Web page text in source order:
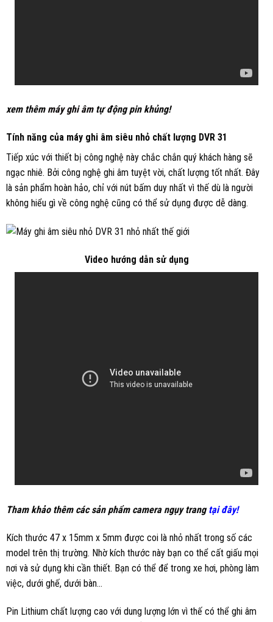
xem thêmmáy ghi âmtự động pin khủng!
Tính năng của máy ghi âm siêu nhỏ chất lượng DVR 31
Tiếp xúc với thiết bị công nghệ này chắc chắn quý khách hàng sẽ
ngạc nhiê. Bởi công nghệ ghi âm tuyệt vời, chất lượng tốt nhất. Đây
là sản phẩm hoàn hảo, chỉ với nút bấm duy nhất vì thế dù là người
không hiểu gì về công nghệ cũng có thể sử dụng được dễ dàng.
Video hướng dẫn sử dụng
Tham khảo thêm các sản phẩm camera ngụy trangtại đây!
Kích thước 47 x 15mm x 5mm được coi là nhỏ nhất trong số các
model trên thị trường. Nhờ kích thước này bạn co thể cất giấu mọi
nơi và sử dụng khi cần thiết. Bạn có thể để trong xe hơi, phòng làm
việc, dưới ghế, dưới bàn…
Pin Lithium chất lượng cao với dung lượng lớn vì thế có thể ghi âm